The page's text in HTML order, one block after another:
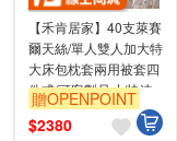
【禾肯居家】40支萊賽
爾天絲/單人雙人加大特
大床包枕套兩用被套四
件式/可客製尺寸/快速
出貨/台灣製造/親膚透
氣/多款花色
贈OPENPOINT
$2380